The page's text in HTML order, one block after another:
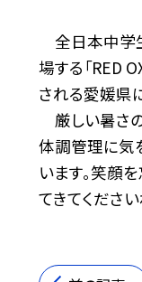
全日本中学
場する「RED
される愛媛県
厳しい暑さ
体調管理に気
います。笑顔
てきてください